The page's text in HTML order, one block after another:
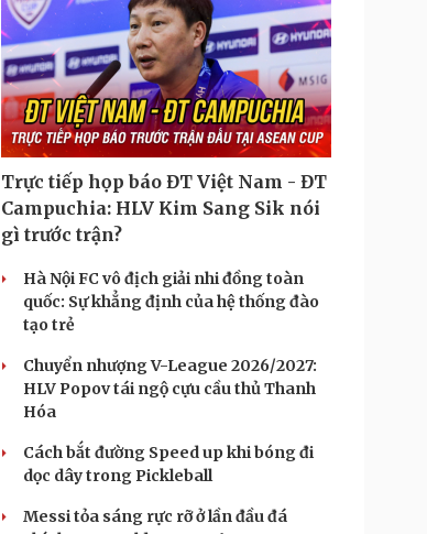
Trực tiếp họp báo ĐT Việt Nam - ĐT
Campuchia: HLV Kim Sang Sik nói
gì trước trận?
Hà Nội FC vô địch giải nhi đồng toàn
quốc: Sự khẳng định của hệ thống đào
tạo trẻ
Chuyển nhượng V-League 2026/2027:
HLV Popov tái ngộ cựu cầu thủ Thanh
Hóa
Cách bắt đường Speed up khi bóng đi
dọc dây trong Pickleball
Messi tỏa sáng rực rỡ ở lần đầu đá